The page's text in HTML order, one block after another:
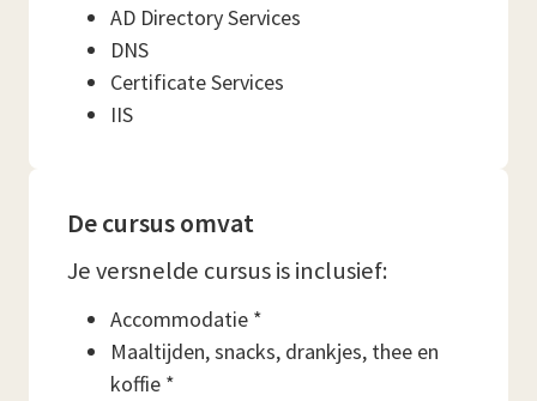
AD Directory Services
DNS
Certificate Services
IIS
De cursus omvat
Je versnelde cursus is inclusief:
Accommodatie *
Maaltijden, snacks, drankjes, thee en
koffie *